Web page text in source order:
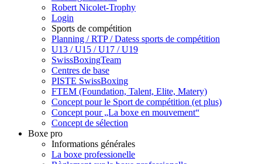
Robert Nicolet-Trophy
Login
Sports de compétition
Planning / RTP / Datess sports de compétition
U13 / U15 / U17 / U19
SwissBoxingTeam
Centres de base
PISTE SwissBoxing
FTEM (Foundation, Talent, Elite, Matery)
Concept pour le Sport de compétition (et plus)
Concept pour „La boxe en mouvement“
Concept de sélection
Boxe pro
Informations générales
La boxe professionelle